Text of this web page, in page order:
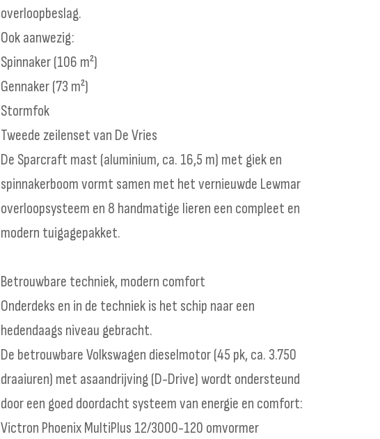
overloopbeslag.
Ook aanwezig:
Spinnaker (106 m²)
Gennaker (73 m²)
Stormfok
Tweede zeilenset van De Vries
De Sparcraft mast (aluminium, ca. 16,5 m) met giek en
spinnakerboom vormt samen met het vernieuwde Lewmar
overloopsysteem en 8 handmatige lieren een compleet en
modern tuigagepakket.
Betrouwbare techniek, modern comfort
Onderdeks en in de techniek is het schip naar een
hedendaags niveau gebracht.
De betrouwbare Volkswagen dieselmotor (45 pk, ca. 3.750
draaiuren) met asaandrijving (D-Drive) wordt ondersteund
door een goed doordacht systeem van energie en comfort:
Victron Phoenix MultiPlus 12/3000-120 omvormer